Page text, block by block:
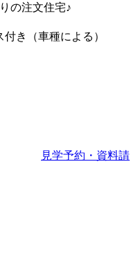
の注文住宅♪
き（車種による）
見学予約・資料請